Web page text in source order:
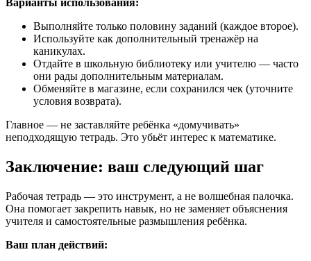
Варианты использования:
Выполняйте только половину заданий (каждое второе).
Используйте как дополнительный тренажёр на
каникулах.
Отдайте в школьную библиотеку или учителю — часто
они рады дополнительным материалам.
Обменяйте в магазине, если сохранился чек (уточните
условия возврата).
Главное — не заставляйте ребёнка «домучивать»
неподходящую тетрадь. Это убьёт интерес к математике.
Заключение: ваш следующий шаг
Рабочая тетрадь — это инструмент, а не волшебная палочка.
Она помогает закрепить навык, но не заменяет объяснения
учителя и самостоятельные размышления ребёнка.
Ваш план действий: